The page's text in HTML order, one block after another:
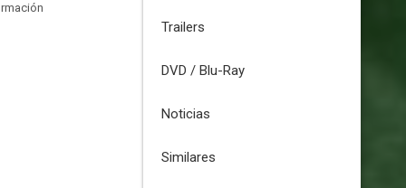
Trailers
DVD / Blu-Ray
Noticias
Similares